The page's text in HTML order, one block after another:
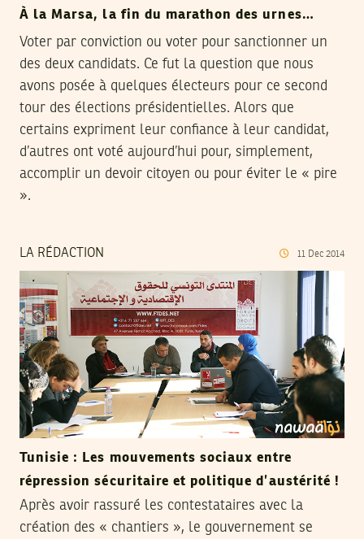
À la Marsa, la fin du marathon des urnes…
Voter par conviction ou voter pour sanctionner un
des deux candidats. Ce fut la question que nous
avons posée à quelques électeurs pour ce second
tour des élections présidentielles. Alors que
certains expriment leur confiance à leur candidat,
d’autres ont voté aujourd’hui pour, simplement,
accomplir un devoir citoyen ou pour éviter le « pire
».
LA RÉDACTION 11 Dec 2014
Tunisie : Les mouvements sociaux entre
répression sécuritaire et politique d’austérité !
Après avoir rassuré les contestataires avec la
création des « chantiers », le gouvernement se